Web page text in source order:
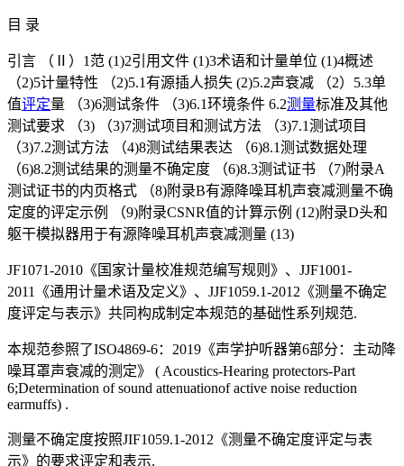
目 录
引言 （Ⅱ）1范 (1)2引用文件 (1)3术语和计量单位 (1)4概述
（2)5计量特性 （2)5.1有源插人损失 (2)5.2声衰减 （2）5.3单
值评定量 （3)6测试条件 （3)6.1环境条件 6.2测量标准及其他
测试要求 （3) （3)7测试项目和测试方法 （3)7.1测试项目
（3)7.2测试方法 （4)8测试结果表达 （6)8.1测试数据处理
（6)8.2测试结果的测量不确定度 （6)8.3测试证书 （7)附录A
测试证书的内页格式 （8)附录B有源降噪耳机声衰减测量不确
定度的评定示例 （9)附录CSNR值的计算示例 (12)附录D头和
躯干模拟器用于有源降噪耳机声衰减测量 (13)
JF1071-2010《国家计量校准规范编写规则》、JJF1001-
2011《通用计量术语及定义》、JJF1059.1-2012《测量不确定
度评定与表示》共同构成制定本规范的基础性系列规范.
本规范参照了ISO4869-6：2019《声学护听器第6部分：主动降
噪耳罩声衰减的测定》 ( Acoustics-Hearing protectors-Part
6;Determination of sound attenuationof active noise reduction
earmuffs) .
测量不确定度按照JIF1059.1-2012《测量不确定度评定与表
示》的要求评定和表示.